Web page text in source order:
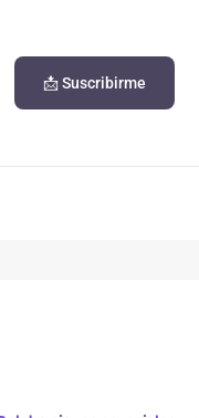
📩 Suscribirme